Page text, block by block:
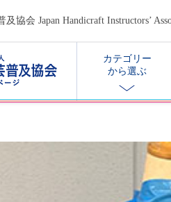
協会 Japan Handicraft Instructors’
カテゴリー
から選ぶ